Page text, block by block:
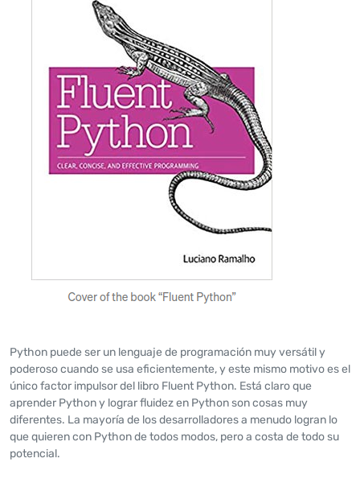
Python puede ser un lenguaje de programación muy versátil y
poderoso cuando se usa eficientemente, y este mismo motivo es el
único factor impulsor del libro Fluent Python. Está claro que
aprender Python y lograr fluidez en Python son cosas muy
diferentes. La mayoría de los desarrolladores a menudo logran lo
que quieren con Python de todos modos, pero a costa de todo su
potencial.